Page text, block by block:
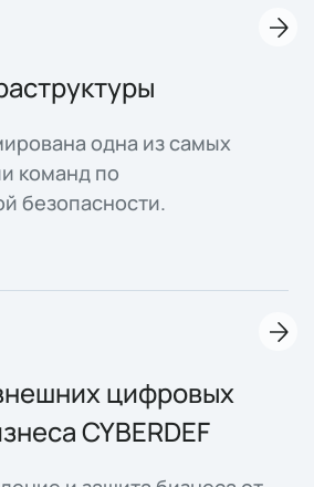
одна из самых
команд по
безопасности.
цифровых
CYBERDEF